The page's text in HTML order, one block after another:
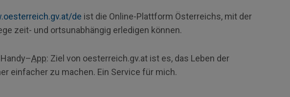
de ist die Online-Plattform Österreichs, mit der
zeit- und ortsunabhängig erledigen können.
Handy–App: Ziel von oesterreich.gv.at ist es, das Leben der
einfacher zu machen. Ein Service für mich.